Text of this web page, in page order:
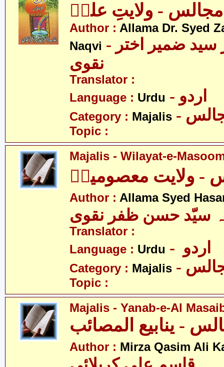
مجالس - ولایتِ علیؑ
Author : Allama Dr. Syed
Naqvi - علامہ ڈاکٹر سید ضمیر اختر
نقوی
Translator :
Language : Urdu - اردو
Category : Majalis
Topic :
Majalis - Wilayat-e-
- ولایت معصومینؑ
Author : Allama Syed
سیّد حسن ظفر نقوی
Translator :
Language : Urdu
Category : Majalis
Topic :
Majalis - Yanab-e-Al
Author : Mirza Qasim Ali